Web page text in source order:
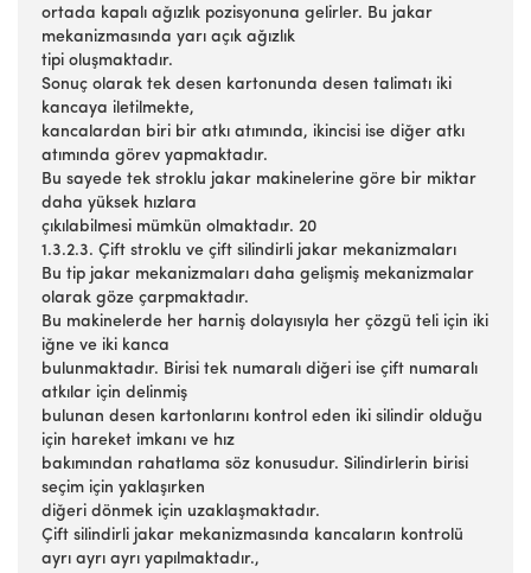
ortada kapalı ağızlık pozisyonuna gelirler. Bu jakar
mekanizmasında yarı açık ağızlık
tipi oluşmaktadır.
Sonuç olarak tek desen kartonunda desen talimatı iki
kancaya iletilmekte,
kancalardan biri bir atkı atımında, ikincisi ise diğer atkı
atımında görev yapmaktadır.
Bu sayede tek stroklu jakar makinelerine göre bir miktar
daha yüksek hızlara
çıkılabilmesi mümkün olmaktadır. 20
1.3.2.3. Çift stroklu ve çift silindirli jakar mekanizmaları
Bu tip jakar mekanizmaları daha gelişmiş mekanizmalar
olarak göze çarpmaktadır.
Bu makinelerde her harniş dolayısıyla her çözgü teli için iki
iğne ve iki kanca
bulunmaktadır. Birisi tek numaralı diğeri ise çift numaralı
atkılar için delinmiş
bulunan desen kartonlarını kontrol eden iki silindir olduğu
için hareket imkanı ve hız
bakımından rahatlama söz konusudur. Silindirlerin birisi
seçim için yaklaşırken
diğeri dönmek için uzaklaşmaktadır.
Çift silindirli jakar mekanizmasında kancaların kontrolü
ayrı ayrı ayrı yapılmaktadır.,